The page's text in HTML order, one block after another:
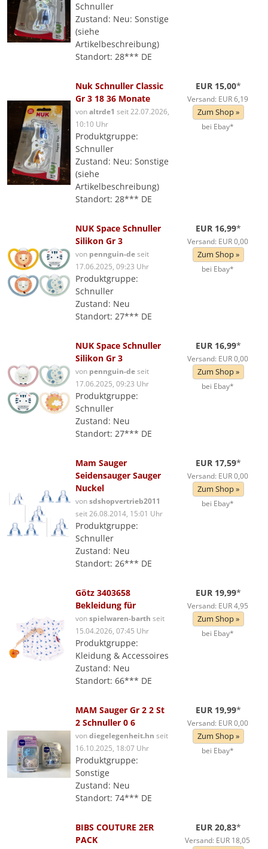
Schnuller
Zustand: Neu: Sonstige
(siehe
Artikelbeschreibung)
Standort: 28*** DE
Nuk Schnuller Classic
Gr 3 18 36 Monate
vonaltrde1 seit 22.07.2026,
10:10 Uhr
Produktgruppe:
Schnuller
Zustand: Neu: Sonstige
(siehe
Artikelbeschreibung)
Standort: 28*** DE
EUR 15,00*
Versand: EUR 6,19
Zum Shop »
bei Ebay*
NUK Space Schnuller
Silikon Gr 3
von pennguin-deseit
17.06.2025, 09:23 Uhr
Produktgruppe:
Schnuller
Zustand: Neu
Standort: 27*** DE
EUR 16,99*
Versand: EUR 0,00
Zum Shop »
bei Ebay*
NUK Space Schnuller
Silikon Gr 3
von pennguin-deseit
17.06.2025, 09:23 Uhr
Produktgruppe:
Schnuller
Zustand: Neu
Standort: 27*** DE
EUR 16,99*
Versand: EUR 0,00
Zum Shop »
bei Ebay*
Mam Sauger
Seidensauger Sauger
Nuckel
vonsdshopvertrieb2011
seit 26.08.2014, 15:01 Uhr
Produktgruppe:
Schnuller
Zustand: Neu
Standort: 26*** DE
EUR 17,59*
Versand: EUR 0,00
Zum Shop »
bei Ebay*
Götz 3403658
Bekleidung für
vonspielwaren-barth seit
15.04.2026, 07:45 Uhr
Produktgruppe:
Kleidung & Accessoires
Zustand: Neu
Standort: 66*** DE
EUR 19,99*
Versand: EUR 4,95
Zum Shop »
bei Ebay*
MAM Sauger Gr 2 2 St
2 Schnuller 0 6
vondiegelegenheit.hn seit
16.10.2025, 18:07 Uhr
Produktgruppe:
Sonstige
Zustand: Neu
Standort: 74*** DE
EUR 19,99*
Versand: EUR 0,00
Zum Shop »
bei Ebay*
BIBS COUTURE 2ER
PACK
EUR 20,83*
Versand: EUR 18,05